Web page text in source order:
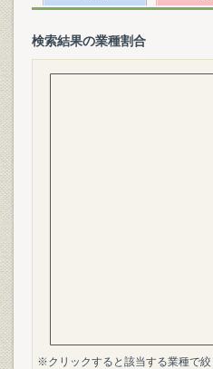
検索結果の業種割合
※クリックすると該当する業種で絞